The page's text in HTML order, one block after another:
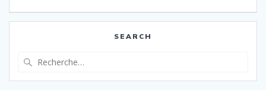
SEARCH
: